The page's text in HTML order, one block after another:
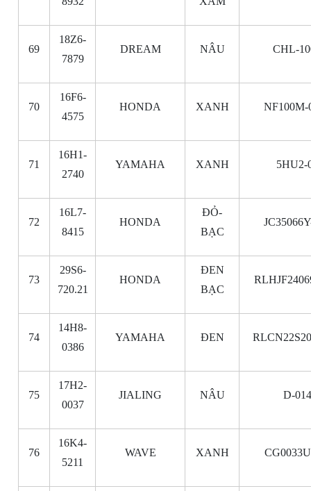
69
18Z6-
7879
DREAM NÂU CHL-
70
16F6-
4575
HONDA XANH NF100M-
71
16H1-
2740
YAMAHA XANH 5HU2-
72
16L7-
8415
HONDA
ĐỎ-
BẠC
73
29S6-
720.21
HONDA
ĐEN
BẠC
74
14H8-
0386
YAMAHA ĐEN
75
17H2-
0037
JIALING NÂU D-
76
16K4-
5211
WAVE XANH